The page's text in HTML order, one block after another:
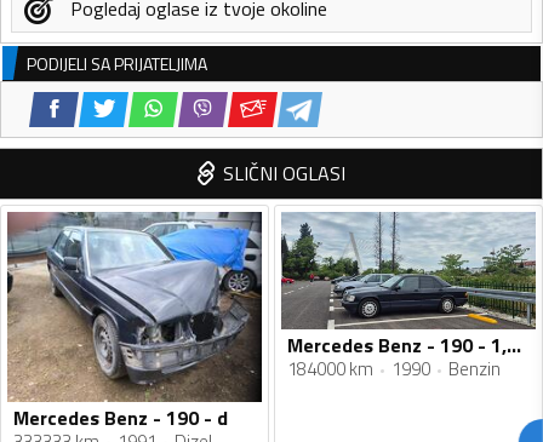
Pogledaj oglase iz tvoje okoline
PODIJELI SA PRIJATELJIMA
SLIČNI OGLASI
Mercedes Benz - 190 - d
Mercedes Benz - 190 - 1,8 benzin automatik
184000 km 1990 Benzin